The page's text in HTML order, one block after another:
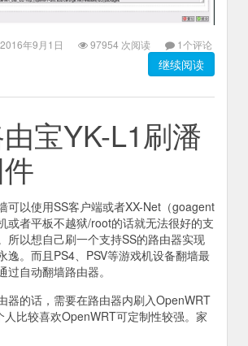
年9月1日 97954 次阅读 1个评论
继续阅读
宝YK-L1刷潘
可以使用SS客户端或者XX-Net（goagent
或者平板不越狱/root的话就无法很好的支
所以想自己刷一个支持SS的路由器实现
逸。而且PS4、PSV等游戏机设备翻墙最
过自动翻墙路由器。
器的话，需要在路由器内刷入OpenWRT
人比较喜欢OpenWRT可定制性较强。家